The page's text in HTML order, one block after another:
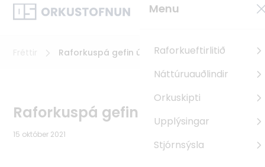
Orkustofnun starfar undir yfirstjórn Umhverfis-, orku- og
Sagan
Uppbyggingarsjóður EES
Pólland
Menu
Raforkueftirlitið
Náttúruauðlindir
Orkuskipti
Upplýsingar
Stjórnsýsla
Raforkuspá gefin út
Raforkuspá gefin út
15 október 2021